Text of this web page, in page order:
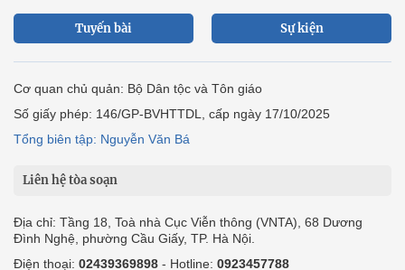
Tuyến bài Sự kiện
Cơ quan chủ quản: Bộ Dân tộc và Tôn giáo
Số giấy phép: 146/GP-BVHTTDL, cấp ngày 17/10/2025
Tổng biên tập: Nguyễn Văn Bá
Liên hệ tòa soạn
Địa chỉ: Tầng 18, Toà nhà Cục Viễn thông (VNTA), 68 Dương
Đình Nghệ, phường Cầu Giấy, TP. Hà Nội.
Điện thoại: 02439369898 - Hotline: 0923457788